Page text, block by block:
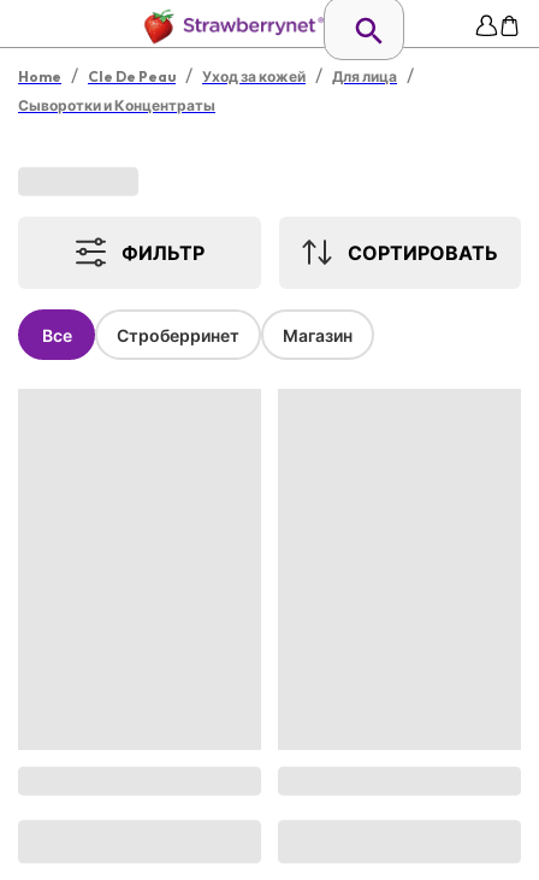
Home / Cle De Peau / Уход за кожей / Для лица /
Сыворотки и Концентраты
ФИЛЬТР СОРТИРОВАТЬ
Все Строберринет Магазин